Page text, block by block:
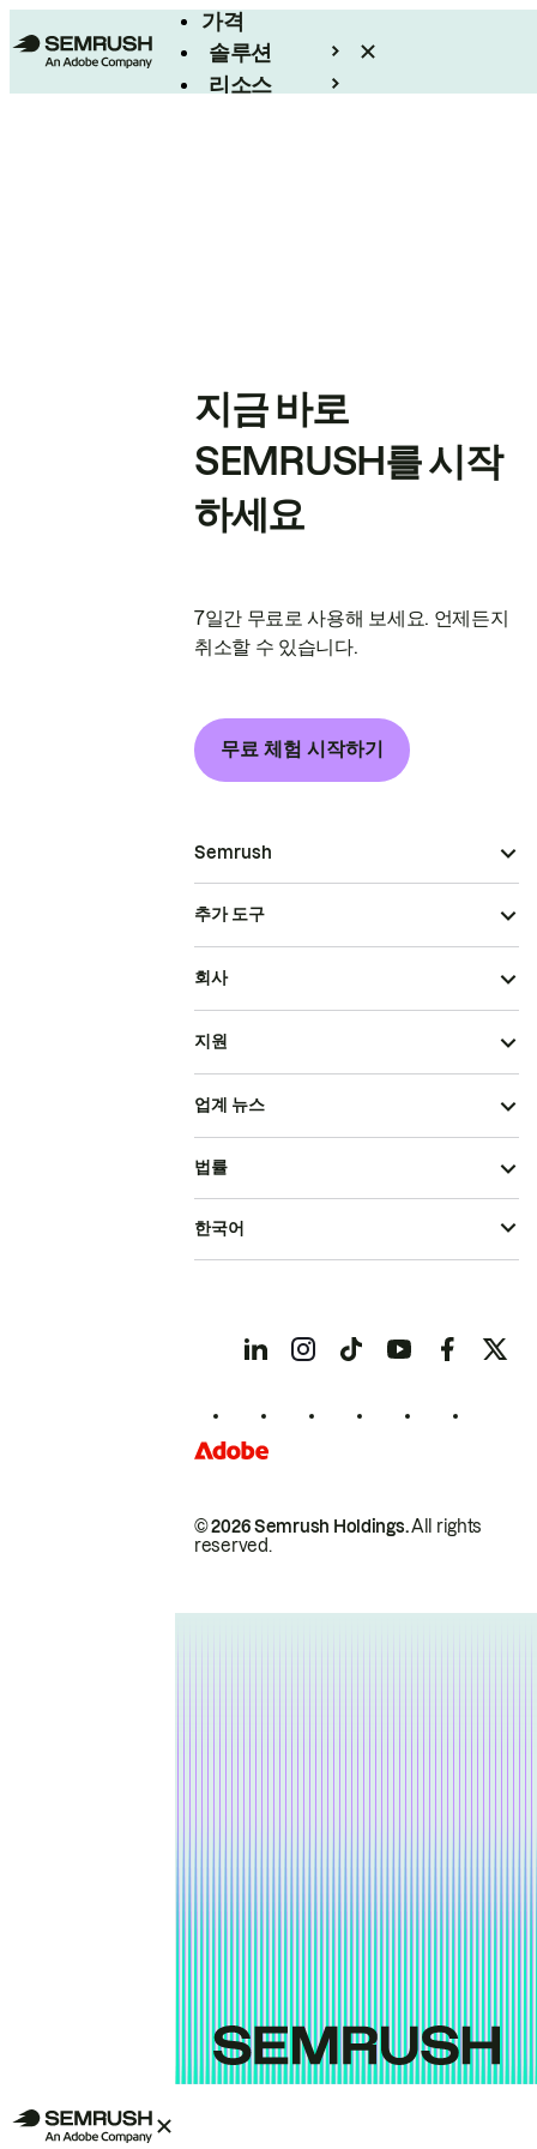
가격
솔루션
리소스
지금 바로
SEMRUSH를 시작
하세요
7일간 무료로 사용해 보세요. 언제든지
취소할 수 있습니다.
무료 체험 시작하기
Semrush
추가 도구
회사
지원
업계 뉴스
© 2026 Semrush Holdings.All rights
reserved.
법률
한국어